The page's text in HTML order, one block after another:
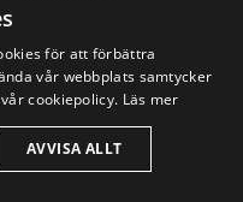
för att förbättra
vår webbplats samtycker
cookiepolicy. Läs mer
AVVISA ALLT